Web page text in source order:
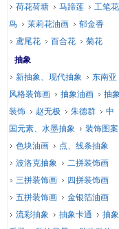
荷花荷塘
马蹄莲
工笔花
鸟
茉莉花油画
郁金香
鸢尾花
百合花
菊花
抽象
新抽象、现代抽象
东南亚
风格装饰画
抽象油画
抽象
装饰
赵无极 朱德群
中
国元素、水墨抽象
装饰图案
色块油画
点、线条抽象
波洛克抽象
二拼装饰画
三拼装饰画
四拼装饰画
五拼装饰画
金银箔油画
流彩抽象
抽象卡通
抽象